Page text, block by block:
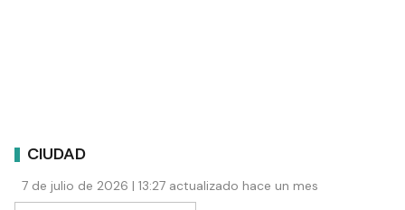
CIUDAD
7 de julio de 2026 | 13:27 actualizado hace un mes